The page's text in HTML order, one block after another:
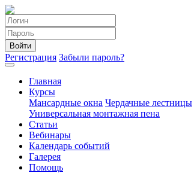
Войти
Регистрация Забыли пароль?
Главная
Курсы
Мансардные окна Чердачные лестницы
Универсальная монтажная пена
Статьи
Вебинары
Календарь событий
Галерея
Помощь